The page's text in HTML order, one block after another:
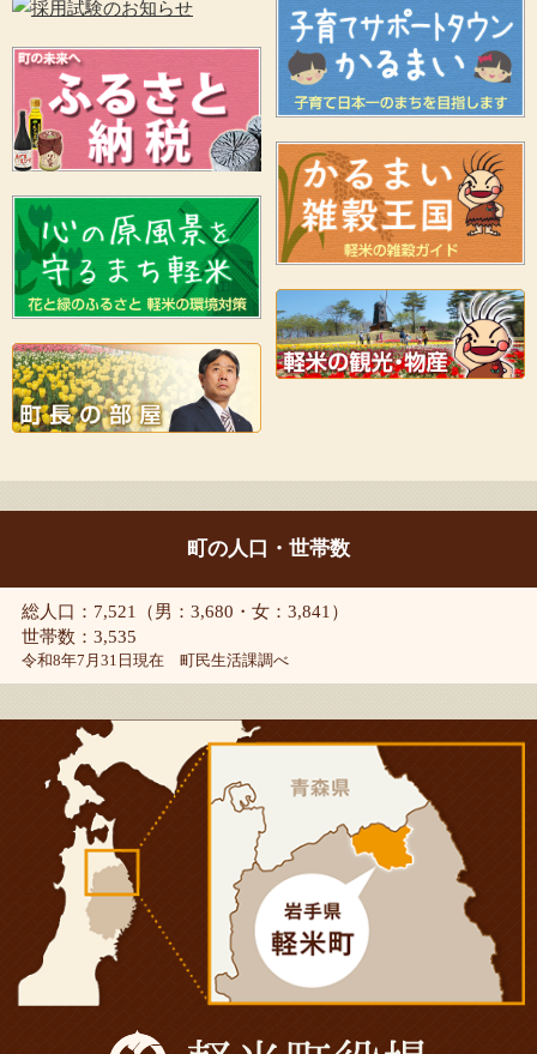
町の人口・世帯数
総人口：7,521（男：3,680・女：3,841）
世帯数：3,535
令和8年7月31日現在 町民生活課調べ